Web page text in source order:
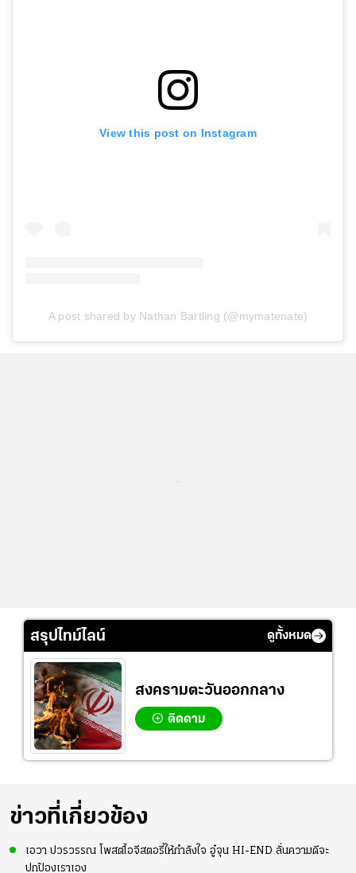
View this post on Instagram
A post shared by Nathan Bartling (@mymatenate)
สรุปไทม์ไลน์ ดูทั้งหมด
สงครามตะวันออกกลาง
ติดตาม
ข่าวที่เกี่ยวข้อง
เอวา ปวรวรรณ โพสต์ไอจีสตอรี่ให้กำลังใจ อู๋จุน HI-END ลั่นความดีจะ
ปกป้องเราเอง